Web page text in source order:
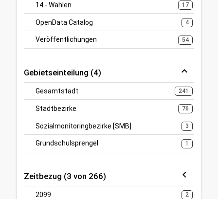
14 - Wahlen 17
OpenData Catalog 4
Veröffentlichungen 54
Gebietseinteilung (4)
Gesamtstadt 241
Stadtbezirke 76
Sozialmonitoringbezirke [SMB] 3
Grundschulsprengel 1
Zeitbezug (3 von 266)
2099 2